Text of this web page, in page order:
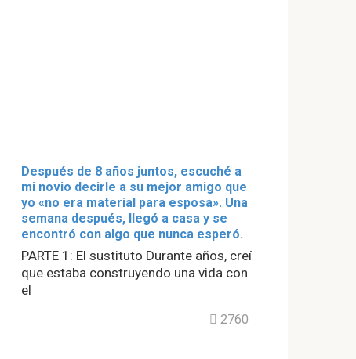
Después de 8 años juntos, escuché a
mi novio decirle a su mejor amigo que
yo «no era material para esposa». Una
semana después, llegó a casa y se
encontró con algo que nunca esperó.
PARTE 1: El sustituto Durante años, creí
que estaba construyendo una vida con
el
2760